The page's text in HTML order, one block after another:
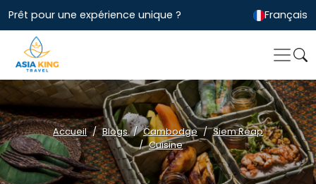
Prêt pour une expérience unique ? Français
Accueil Blogs Cambodge
Siem Reap
Cuisine